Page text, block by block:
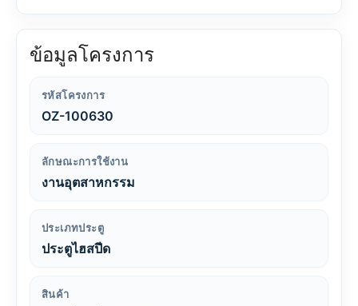
ข้อมูลโครงการ
รหัสโครงการ
OZ-100630
ลักษณะการใช้งาน
งานอุตสาหกรรม
ประเภทประตู
ประตูไฮสปีด
สินค้า